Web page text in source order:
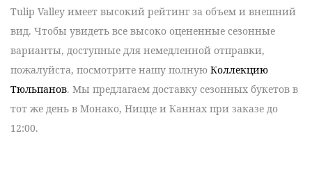
Tulip Valley имеет высокий рейтинг за объем и внешний
вид. Чтобы увидеть все высоко оцененные сезонные
варианты, доступные для немедленной отправки,
пожалуйста, посмотрите нашу полную Коллекцию
Тюльпанов. Мы предлагаем доставку сезонных букетов в
тот же день в Монако, Ницце и Каннах при заказе до
12:00.